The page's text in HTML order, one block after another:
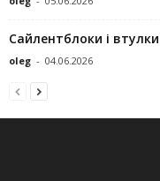
Сайлентблоки і
oleg - 04.06.2026